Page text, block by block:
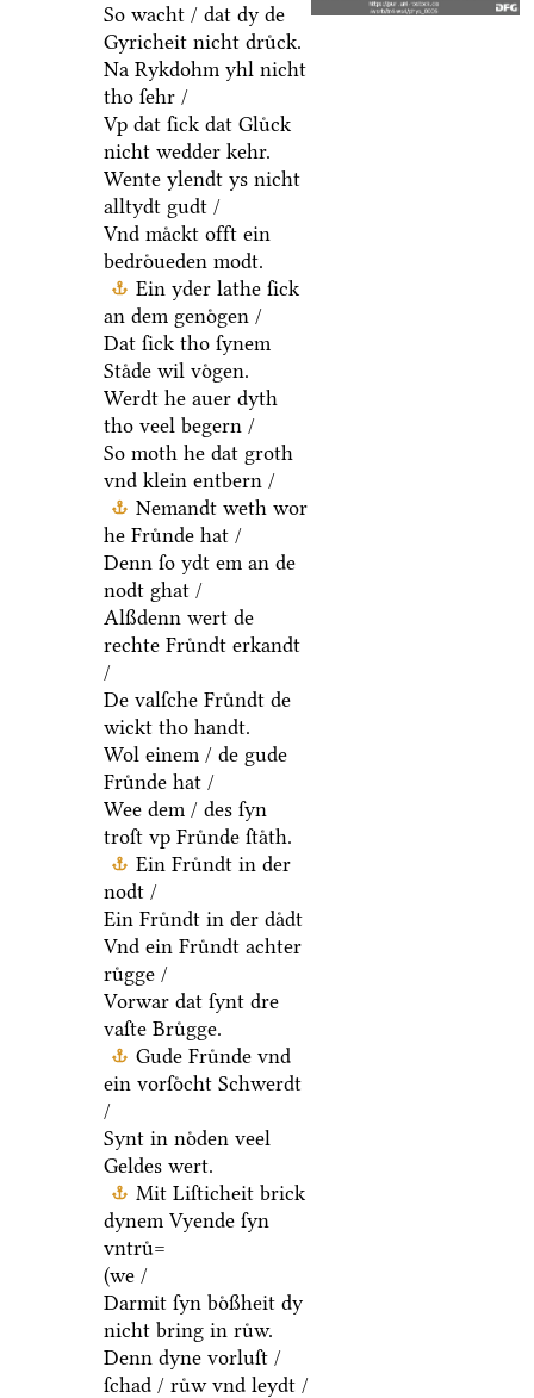
So wacht / dat dy de
Gyricheit nicht druͤck.
Na Rykdohm yhl nicht
tho ſehr /
Vp dat ſick dat Gluͤck
nicht wedder kehr.
Wente ylendt ys nicht
alltydt gudt /
Vnd maͤckt offt ein
bedroͤueden modt.
Ein yder lathe ſick
an dem genoͤgen /
Dat ſick tho ſynem
Staͤde wil voͤgen.
Werdt he auer dyth
tho veel begern /
So moth he dat groth
vnd klein entbern /
Nemandt weth wor
he Fruͤnde hat /
Denn ſo ydt em an de
nodt ghat /
Alßdenn wert de
rechte Fruͤndt erkandt
/
De valſche Fruͤndt de
wickt tho handt.
Wol einem / de gude
Fruͤnde hat /
Wee dem / des ſyn
troſt vp Fruͤnde ſtaͤth.
Ein Fruͤndt in der
nodt /
Ein Fruͤndt in der daͤdt
Vnd ein Fruͤndt achter
ruͤgge /
Vorwar dat ſynt dre
vaſte Bruͤgge.
Gude Fruͤnde vnd
ein vorſoͤcht Schwerdt
/
Synt in noͤden veel
Geldes wert.
Mit Liſticheit brick
dynem Vyende ſyn
vntruͤ=
(we /
Darmit ſyn boͤßheit dy
nicht bring in ruͤw.
Denn dyne vorluſt /
ſchad / ruͤw vnd leydt /